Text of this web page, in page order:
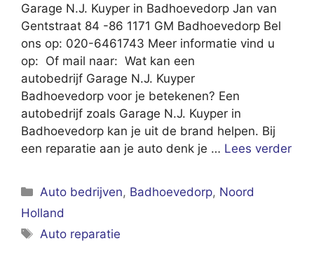
Garage N.J. Kuyper in Badhoevedorp Jan van
Gentstraat 84 -86 1171 GM Badhoevedorp Bel
ons op: 020-6461743 Meer informatie vind u
op: Of mail naar: Wat kan een
autobedrijf Garage N.J. Kuyper
Badhoevedorp voor je betekenen? Een
autobedrijf zoals Garage N.J. Kuyper in
Badhoevedorp kan je uit de brand helpen. Bij
een reparatie aan je auto denk je … Lees verder
Categorieën
Auto bedrijven, Badhoevedorp, Noord
Holland
Tags
Auto reparatie